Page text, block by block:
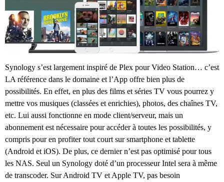
Synology s’est largement inspiré de Plex pour Video Station… c’est
LA référence dans le domaine et l’App offre bien plus de
possibilités. En effet, en plus des films et séries TV vous pourrez y
mettre vos musiques (classées et enrichies), photos, des chaînes TV,
etc. Lui aussi fonctionne en mode client/serveur, mais un
abonnement est nécessaire pour accéder à toutes les possibilités, y
compris pour en profiter tout court sur smartphone et tablette
(Android et iOS). De plus, ce dernier n’est pas optimisé pour tous
les NAS. Seul un Synology doté d’un processeur Intel sera à même
de transcoder. Sur Android TV et Apple TV, pas besoin